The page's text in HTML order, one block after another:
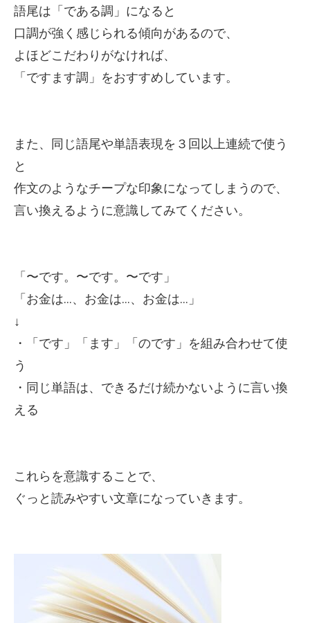
語尾は「である調」になると
口調が強く感じられる傾向があるので、
よほどこだわりがなければ、
「ですます調」をおすすめしています。
また、同じ語尾や単語表現を３回以上連続で使う
と
作文のようなチープな印象になってしまうので、
言い換えるように意識してみてください。
「〜です。〜です。〜です」
「お金は…、お金は…、お金は…」
↓
・「です」「ます」「のです」を組み合わせて使
う
・同じ単語は、できるだけ続かないように言い換
える
これらを意識することで、
ぐっと読みやすい文章になっていきます。